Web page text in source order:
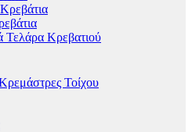
Τελάρα Κρεβατιού
Τοίχου